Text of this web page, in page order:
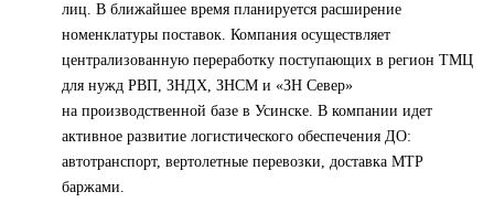
лиц. В ближайшее время планируется расширение
номенклатуры поставок. Компания осуществляет
централизованную переработку поступающих в регион ТМЦ
для нужд РВП, ЗНДХ, ЗНСМ и «ЗН Север»
на производственной базе в Усинске. В компании идет
активное развитие логистического обеспечения ДО:
автотранспорт, вертолетные перевозки, доставка МТР
баржами.